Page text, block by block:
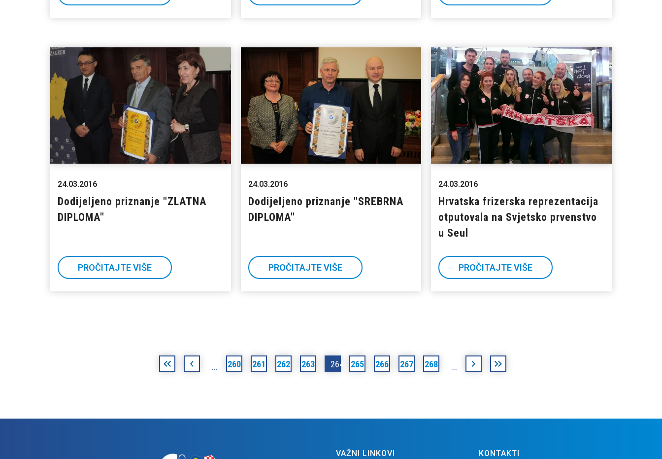
24.03.2016
Dodijeljeno priznanje "ZLATNA
DIPLOMA"
PROČITAJTE VIŠE
24.03.2016
Dodijeljeno priznanje "SREBRNA
DIPLOMA"
PROČITAJTE VIŠE
24.03.2016
Hrvatska frizerska reprezentacija
otputovala na Svjetsko prvenstvo
u Seul
PROČITAJTE VIŠE
«
‹
… 260 261 262 263 264 265 266 267 268 …
sljedećaposljednja
VAŽNI LINKOVI KONTAKTI